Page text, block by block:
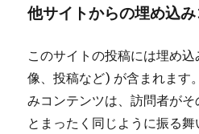
他サイトからの埋め込
このサイトの投稿には埋め
像、投稿など) が含まれます
みコンテンツは、訪問者が
とまったく同じように振る舞